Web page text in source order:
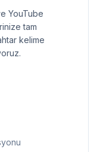
YouTube
tam
kelime